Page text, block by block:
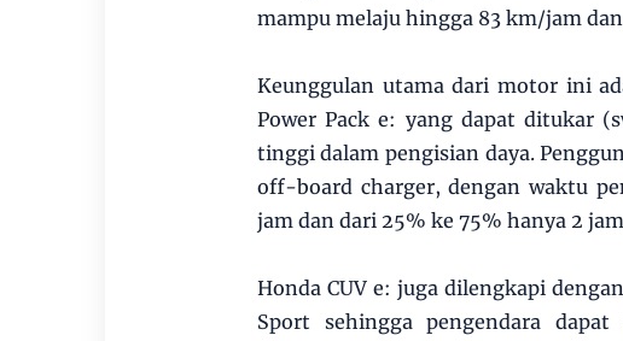
mampu melaju hingga 83 km/jam
Keunggulan utama dari motor ini
Power Pack e: yang dapat ditukar
tinggi dalam pengisian daya.
off-board charger, dengan waktu
jam dan dari 25% ke 75% hanya 2
Honda CUV e: juga dilengkapi
Sport sehingga pengendara dapat